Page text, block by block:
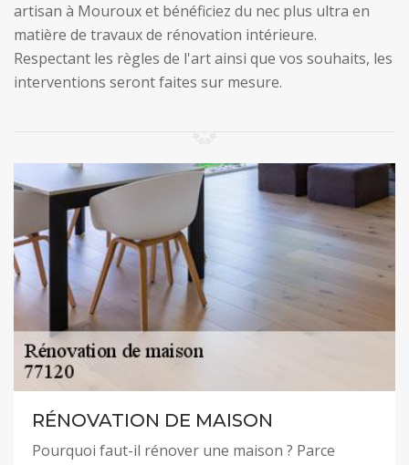
artisan à Mouroux et bénéficiez du nec plus ultra en
matière de travaux de rénovation intérieure.
Respectant les règles de l'art ainsi que vos souhaits, les
interventions seront faites sur mesure.
RÉNOVATION DE MAISON
Pourquoi faut-il rénover une maison ? Parce